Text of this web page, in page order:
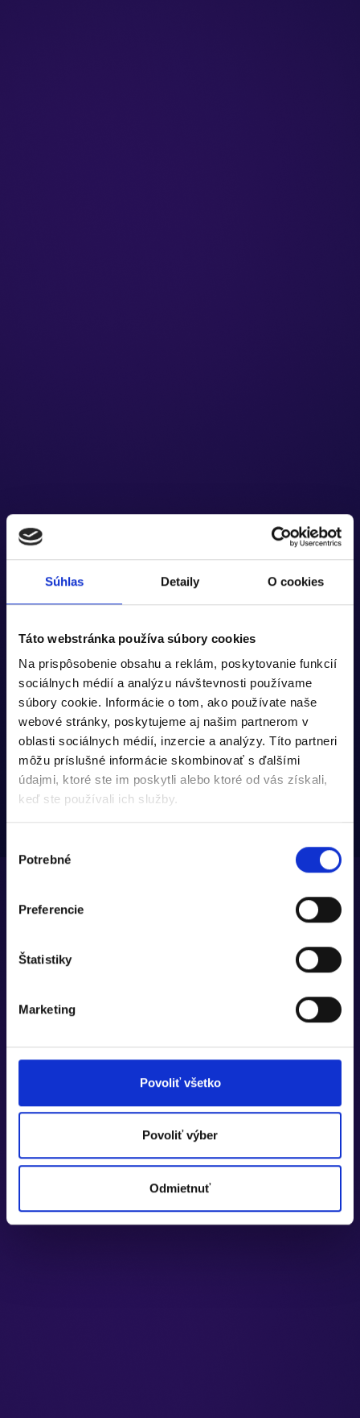
Súhlas Detaily O cookies
Táto webstránka používa súbory cookies
Na prispôsobenie obsahu a reklám, poskytovanie funkcií
sociálnych médií a analýzu návštevnosti používame
súbory cookie. Informácie o tom, ako používate naše
webové stránky, poskytujeme aj našim partnerom v
oblasti sociálnych médií, inzercie a analýzy. Títo partneri
môžu príslušné informácie skombinovať s ďalšími
údajmi, ktoré ste im poskytli alebo ktoré od vás získali,
keď ste používali ich služby.
súhlasu
Potrebné
Preferencie
Štatistiky
Marketing
Povoliť všetko
Povoliť výber
Odmietnuť